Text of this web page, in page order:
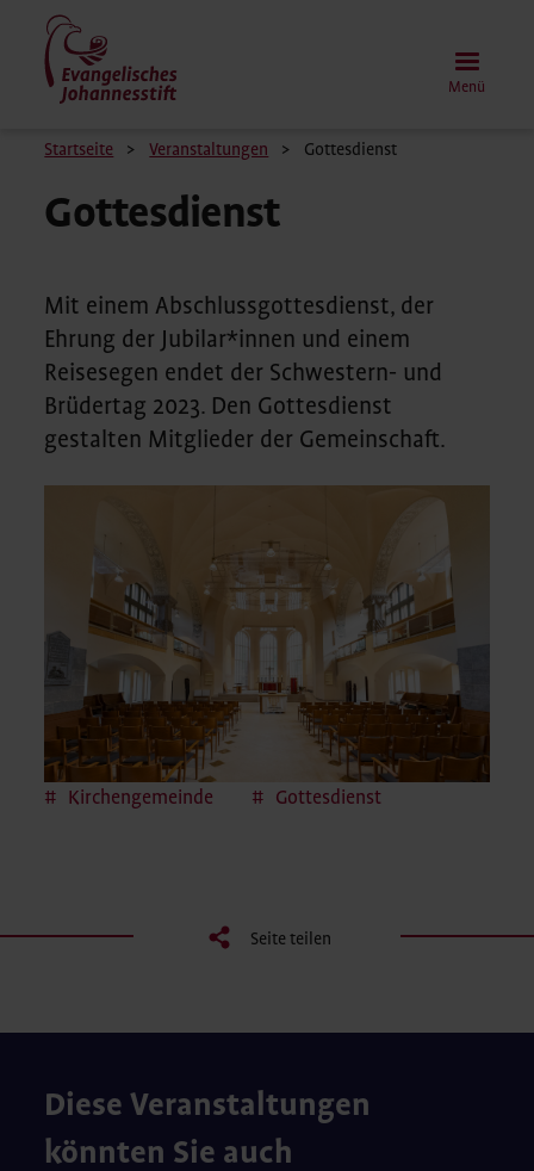
Direkt
Inhalt
Menü
Pfadnavigation
Startseite Veranstaltungen Gottesdienst
Gottesdienst
Mit einem Abschlussgottesdienst, der
Ehrung der Jubilar*innen und einem
Reisesegen endet der Schwestern- und
Brüdertag 2023. Den Gottesdienst
gestalten Mitglieder der Gemeinschaft.
Kirchengemeinde Gottesdienst
Seite teilen
Diese Veranstaltungen
könnten Sie auch